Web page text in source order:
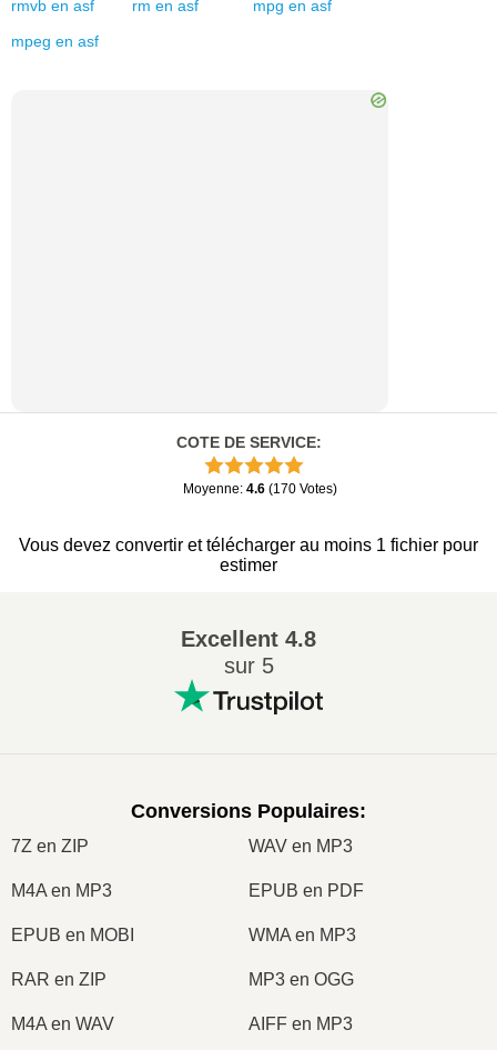
rmvb en asf rm en asf mpg en asf
mpeg en asf
COTE DE SERVICE:
Moyenne: 4.6 (170 Votes)
Vous devez convertir et télécharger au moins 1 fichier pour
estimer
Excellent 4.8
sur 5
Conversions Populaires:
7Z en ZIP WAV en MP3
M4A en MP3 EPUB en PDF
EPUB en MOBI WMA en MP3
RAR en ZIP MP3 en OGG
M4A en WAV AIFF en MP3